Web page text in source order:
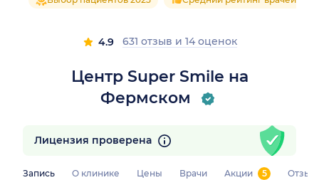
Центр Super Smile на
Фермском
4.9 631 отзыв и 14 оценок
Запись О клинике Цены Врачи Акции 5
Лицензия проверена